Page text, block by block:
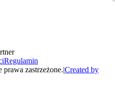
Regulamin
prawa zastrzeżone.|Created by